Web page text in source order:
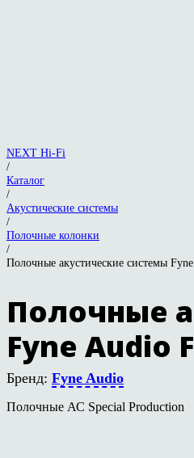
NEXT Hi-Fi
/
Каталог
/
Акустические системы
/
Полочные колонки
/
Полочные акустические системы
Полочные
Fyne Audio
Бренд: Fyne Audio
Полочные АС Special Production